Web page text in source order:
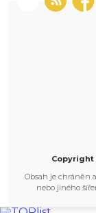
Copyright
Obsah je chráněn
nebo jiného